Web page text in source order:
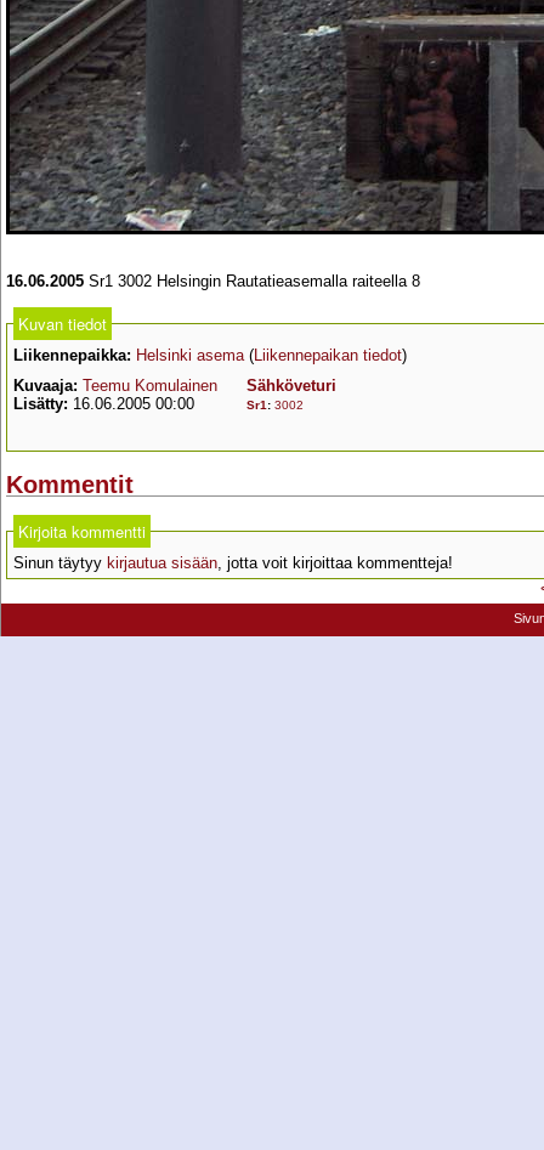
16.06.2005 Sr1 3002 Helsingin Rautatieasemalla raiteella 8
Kuvan tiedot
Liikennepaikka: Helsinki asema(Liikennepaikan tiedot)
Kuvaaja: Teemu Komulainen
Lisätty: 16.06.2005 00:00
Sähköveturi
Sr1 : 3002
Kommentit
Kirjoita kommentti
Sinun täytyy kirjautua sisään, jotta voit kirjoittaa kommentteja!